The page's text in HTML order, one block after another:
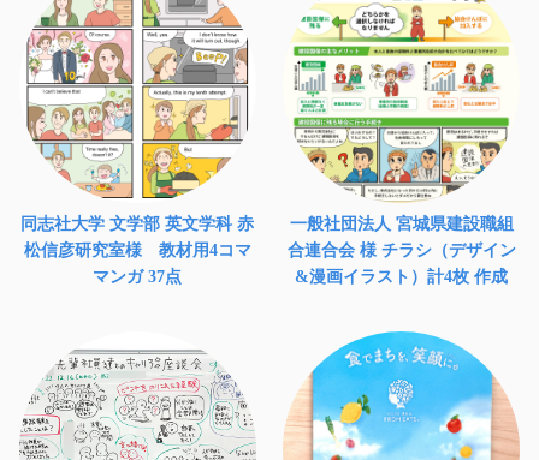
同志社大学 文学部 英文学科 赤
松信彦研究室様 教材用4コマ
マンガ 37点
一般社団法人 宮城県建設職組
合連合会 様 チラシ（デザイン
&漫画イラスト）計4枚 作成